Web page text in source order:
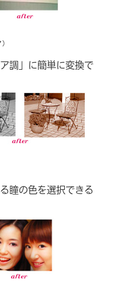
調」に簡単に変換で
瞳の色を選択できる